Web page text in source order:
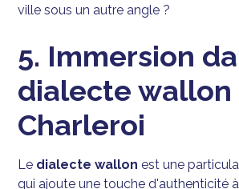
ville sous un autre angle ?
5. Immersion
dialecte wallon
Charleroi
Le dialecte wallon est une
qui ajoute une touche d'authenticité